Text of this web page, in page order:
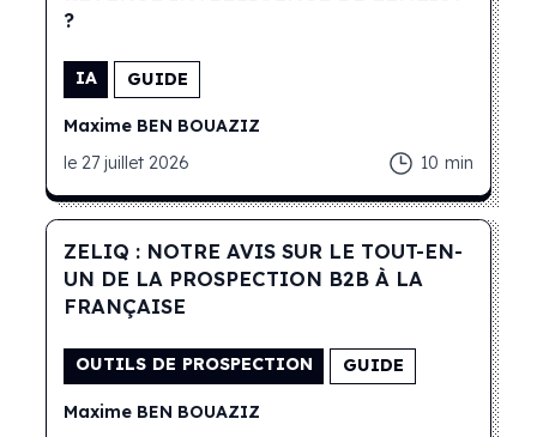
?
IA GUIDE
Maxime BEN BOUAZIZ
le27 juillet 2026 10 min
ZELIQ : NOTRE AVIS SUR LE TOUT-EN-
UN DE LA PROSPECTION B2B À LA
FRANÇAISE
OUTILS DE PROSPECTION GUIDE
Maxime BEN BOUAZIZ